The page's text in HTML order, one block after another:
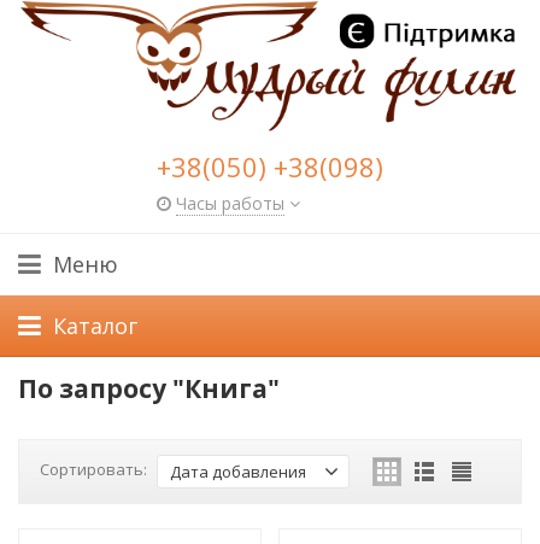
+38(050) +38(098)
Часы работы
Меню
Каталог
По запросу "Книга"
Сортировать: Дата добавления